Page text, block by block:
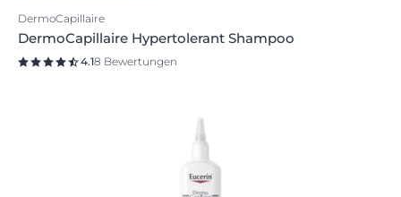
DermoCapillaire
DermoCapillaire Hypertolerant Shampoo
4.18 Bewertungen